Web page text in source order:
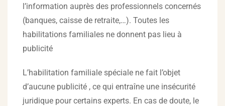
l’information auprès des professionnels concernés
(banques, caisse de retraite,…). Toutes les
habilitations familiales ne donnent pas lieu à
publicité
L’habilitation familiale spéciale ne fait l’objet
d’aucune publicité , ce qui entraîne une insécurité
juridique pour certains experts. En cas de doute, le